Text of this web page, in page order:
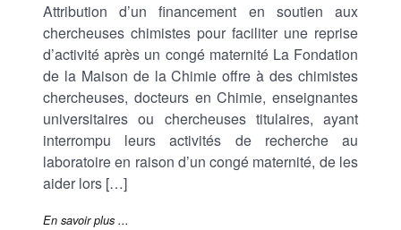
Attribution d’un financement en soutien aux
chercheuses chimistes pour faciliter une reprise
d’activité après un congé maternité La Fondation
de la Maison de la Chimie offre à des chimistes
chercheuses, docteurs en Chimie, enseignantes
universitaires ou chercheuses titulaires, ayant
interrompu leurs activités de recherche au
laboratoire en raison d’un congé maternité, de les
aider lors […]
En savoir plus ...